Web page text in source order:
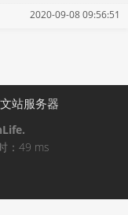
2020-09-08 09:56:51
站服务器
：49 ms